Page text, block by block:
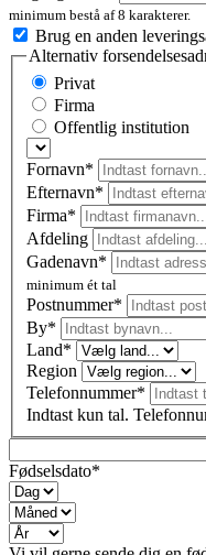
minimum bestå af 8 karakterer.
Brug en anden
Alternativ
Privat
Firma
Offentlig institution
Fornavn*
Efternavn*
Firma*
Afdeling
Gadenavn*
minimum ét tal
Postnummer*
By*
Land*
Region
Telefonnummer*
Indtast kun tal.
Fødselsdato*